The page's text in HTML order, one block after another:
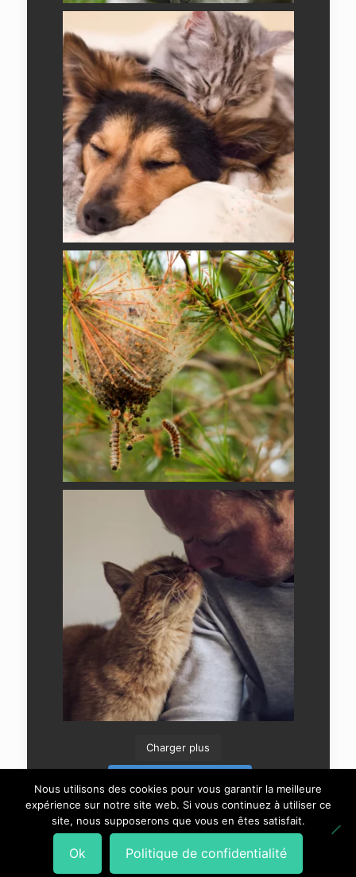
Charger plus
Nous utilisons des cookies pour vous garantir la meilleure
expérience sur notre site web. Si vous continuez à utiliser ce
site, nous supposerons que vous en êtes satisfait.
Ok Politique de confidentialité